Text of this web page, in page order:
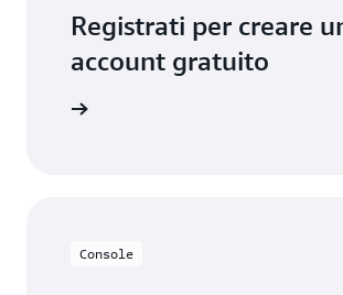
Registrati per creare
account gratuito
Console